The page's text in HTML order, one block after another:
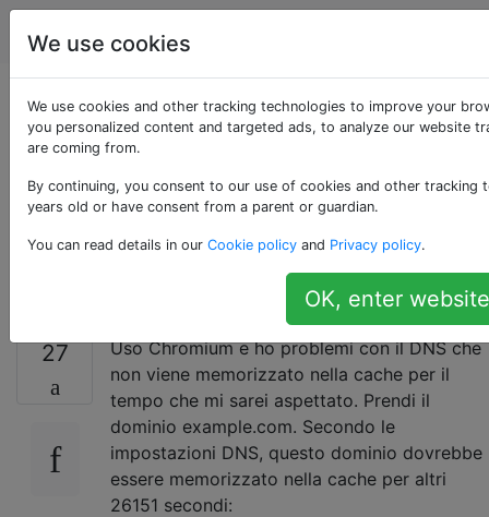
Unix & Linux
Perché Chromium
non memorizza nella
cache DNS per più di
27
Uso Chromium e ho problemi con il DNS che
non viene memorizzato nella cache per il
tempo che mi sarei aspettato. Prendi il
dominio example.com. Secondo le
impostazioni DNS, questo dominio dovrebbe
essere memorizzato nella cache per altri
26151 secondi:
We use cookies
We use cookies and other tracking technologies to improve your
you personalized content and targeted ads, to analyze our website
are coming from.
By continuing, you consent to our use of cookies and other tracking
years old or have consent from a parent or guardian.
You can read details in our Cookie policy and Privacy policy.
OK, enter